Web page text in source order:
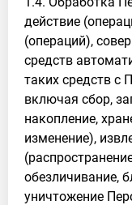
действие
(операций),
средств
таких средств
включая сбор,
накопление,
изменение),
обезличивание,
уничтожение